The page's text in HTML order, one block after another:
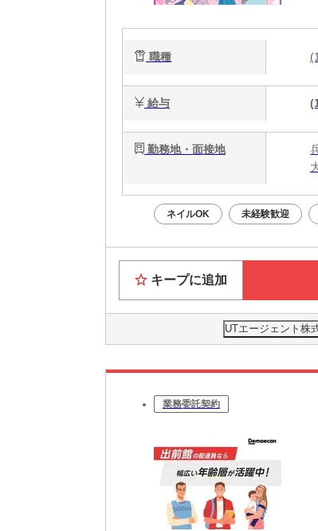
職種
給与
勤務地・面接地
ネイルOK 未経験歓迎
キープに追加
UTエージェント株
業務委託契約